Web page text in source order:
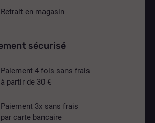
Retrait en magasin
sécurisé
Paiement 4 fois sans frais
à partir de 30 €
Paiement 3x sans frais
par carte bancaire